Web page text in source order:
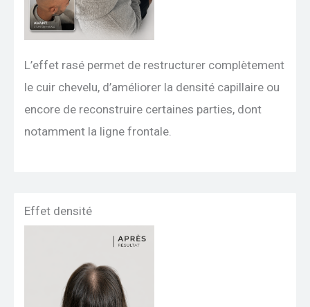
L’effet rasé permet de restructurer complètement
le cuir chevelu, d’améliorer la densité capillaire ou
encore de reconstruire certaines parties, dont
notamment la ligne frontale.
Effet densité